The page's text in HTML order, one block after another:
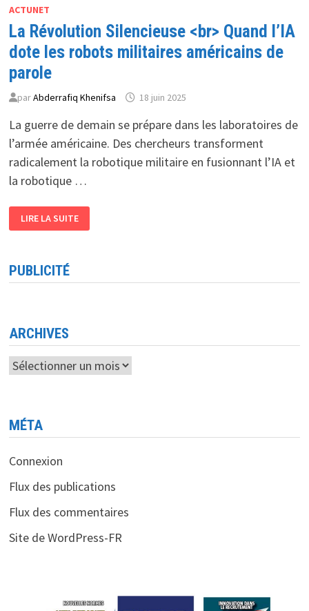
ACTUNET
La Révolution Silencieuse <br> Quand l’IA
dote les robots militaires américains de
parole
parAbderrafiq Khenifsa 18 juin 2025
La guerre de demain se prépare dans les laboratoires de
l’armée américaine. Des chercheurs transforment
radicalement la robotique militaire en fusionnant l’IA et
la robotique …
RÉVOLUTION
SILENCIEUSE
DOTE
LES
PAROLE
LIRE LA SUITE
PUBLICITÉ
ARCHIVES
Archives
MÉTA
Connexion
Flux des publications
Flux des commentaires
Site de WordPress-FR